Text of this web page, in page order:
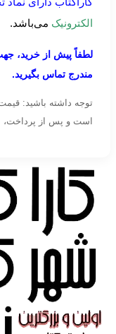
الکترونیک می‌باشد.
لطفاً پیش از خرید،
مندرج تماس بگیرید.
توجه داشته باشید:
است و پس از پرداخت،